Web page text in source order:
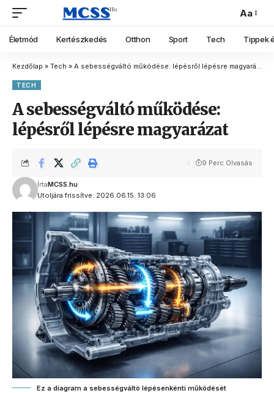
Aa
Életmód Kertészkedés Otthon Sport Tech Tippek
Kezdőlap » Tech » A sebességváltó működése: lépésről lépésre magyarázat
TECH
A sebességváltó működése:
lépésről lépésre magyarázat
Utoljára frissítve: 2026.06.15. 13:06
ÍrtaMCSS.hu
9 Perc Olvasás
Ez a diagram a sebességváltó lépésenkénti működését